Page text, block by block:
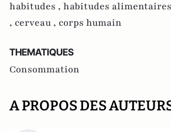
habitudes , habitudes
, cerveau , corps humain
THEMATIQUES
Consommation
A PROPOS DES